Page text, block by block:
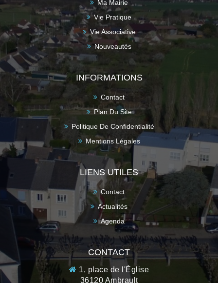
Ma Mairie
Vie Pratique
Vie Associative
Nouveautés
INFORMATIONS
Contact
Plan Du Site
Politique De Confidentialité
Mentions Légales
LIENS UTILES
Contact
Actualités
Agenda
CONTACT
1, place de l'Église
36120 Ambrault